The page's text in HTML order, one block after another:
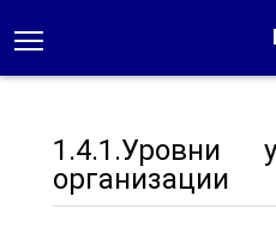
1.4.1.Уровни
организации